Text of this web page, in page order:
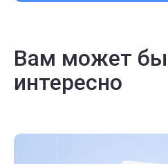
Вам может
интересно